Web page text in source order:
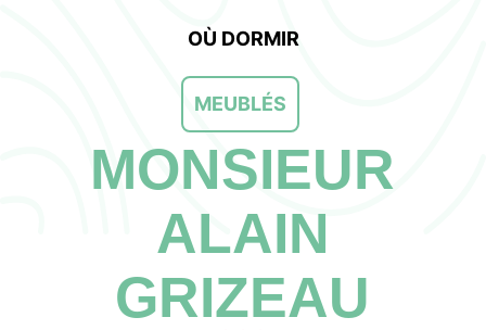
OÙ DORMIR
MEUBLÉS
MONSIEUR
ALAIN
GRIZEAU